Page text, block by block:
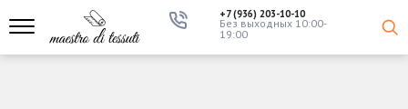
+7 (936) 203-10-10
Без выходных 10:00-
19:00